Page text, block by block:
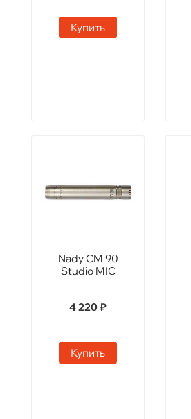
Купить
Nady CM 90
Studio MIC
4 220 ₽
Купить